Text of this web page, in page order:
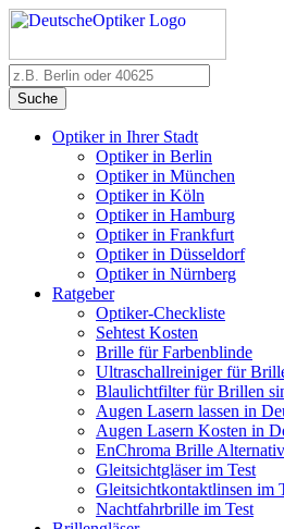
Suche
Optiker in Ihrer Stadt
Optiker in Berlin
Optiker in München
Optiker in Köln
Optiker in Hamburg
Optiker in Frankfurt
Optiker in Düsseldorf
Optiker in Nürnberg
Ratgeber
Optiker-Checkliste
Sehtest Kosten
Brille für Farbenblinde
Ultraschallreiniger für
Blaulichtfilter für Brillen
Augen Lasern lassen in
Augen Lasern Kosten in
EnChroma Brille
Gleitsichtgläser im Test
Gleitsichtkontaktlinsen im
Nachtfahrbrille im Test